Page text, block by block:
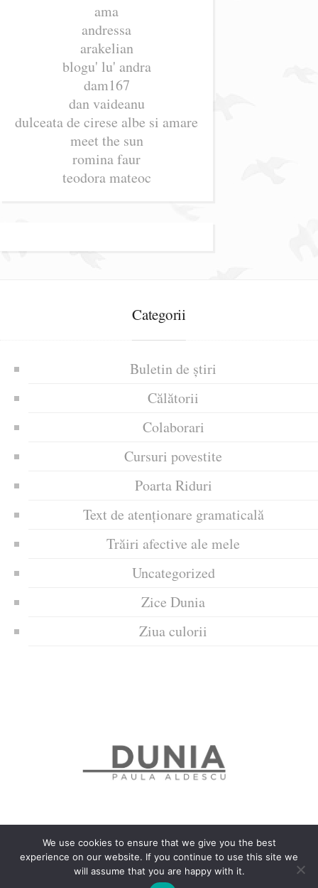
ama
andressa
arakelian
blogu' lu' andra
dam167
dan vaideanu
dulceata de cirese albe si amare
meet the sun
romina faur
teodora mateoc
Categorii
Buletin de știri
Călătorii
Colaborari
Cursuri povestite
Poarta Riduri
Text de atenționare gramaticală
Trăiri afective ale mele
Uncategorized
Zice Dunia
Ziua culorii
Politica de confidențialitate
Politică privind fișierele cookies
Copyrights © 2018 Dunia
We use cookies to ensure that we give you the best
experience on our website. If you continue to use this site we
will assume that you are happy with it.